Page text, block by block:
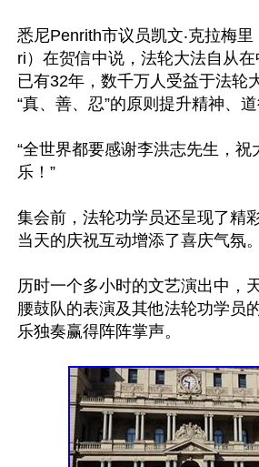
悉尼Penrith市议员凯文‧克拉梅
ri）在贺信中说，法轮大法自从
已有32年，数千万人受益于法
“真、善、忍”的原则提升精神、道
“全世界都要感谢李洪志先生，祝
乐！”
集会前，法轮功学员还呈现了精
当天的庆祝互动增添了喜庆气氛。
历时一个多小时的文艺演出中，
腰鼓队的表演及其他法轮功学员
乐独奏赢得阵阵掌声。